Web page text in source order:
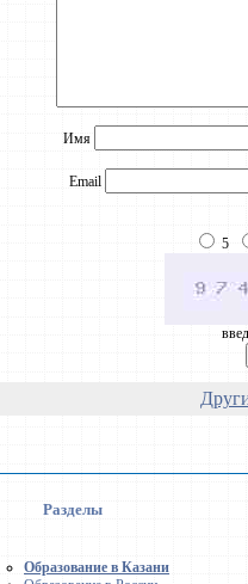
Имя
Email
5
Разделы
Образование в Казани